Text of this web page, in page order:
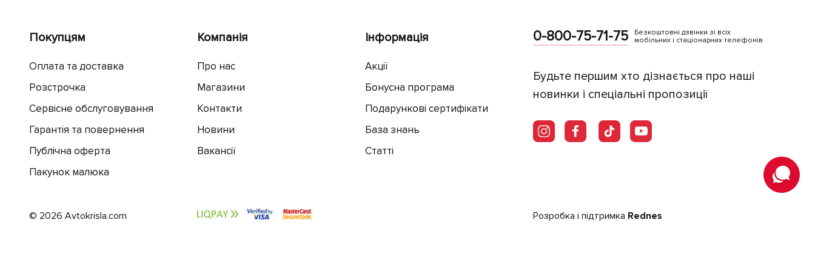
Покупцям
Оплата та доставка
Розстрочка
Сервісне обслуговування
Гарантія та повернення
Публічна оферта
Пакунок малюка
Компанія
Про нас
Магазини
Контакти
Новини
Вакансії
Інформація
Акції
Бонусна програма
Подарункові сертифікати
База знань
Статті
0-800-75-71-75
Безкоштовні дзвінки зі всіх
мобільних і стаціонарних телефонів
Будьте першим хто дізнається про наші
новинки і спеціальні пропозиції
© 2026 Avtokrisla.com Розробка і підтримка Rednes